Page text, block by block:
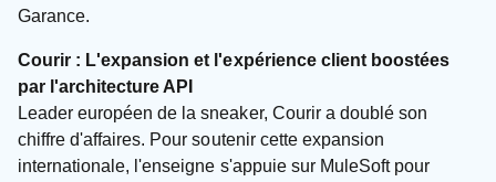
Garance.
Courir : L'expansion et l'expérience client boostées
par l'architecture API
Leader européen de la sneaker, Courir a doublé son
chiffre d'affaires. Pour soutenir cette expansion
internationale, l'enseigne s'appuie sur MuleSoft pour